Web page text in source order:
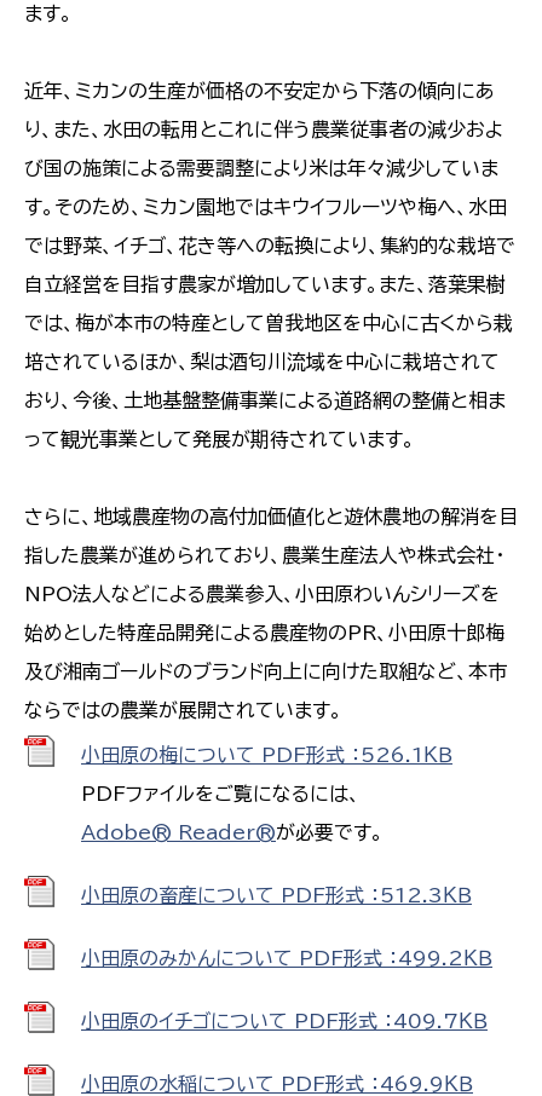
ます。
近年、ミカンの生産が価格の不安定から下落の傾向にあ
り、また、水田の転用とこれに伴う農業従事者の減少およ
び国の施策による需要調整により米は年々減少していま
す。そのため、ミカン園地ではキウイフルーツや梅へ、水田
では野菜、イチゴ、花き等への転換により、集約的な栽培で
自立経営を目指す農家が増加しています。また、落葉果樹
では、梅が本市の特産として曽我地区を中心に古くから栽
培されているほか、梨は酒匂川流域を中心に栽培されて
おり、今後、土地基盤整備事業による道路網の整備と相ま
って観光事業として発展が期待されています。
さらに、地域農産物の高付加価値化と遊休農地の解消を目
指した農業が進められており、農業生産法人や株式会社・
NPO法人などによる農業参入、小田原わいんシリーズを
始めとした特産品開発による農産物のPR、小田原十郎梅
及び湘南ゴールドのブランド向上に向けた取組など、本市
ならではの農業が展開されています。
小田原の梅について PDF形式 ：526.1ＫＢ
PDFファイルをご覧になるには、
Adobe® Reader®が必要です。
小田原の畜産について PDF形式 ：512.3ＫＢ
小田原のみかんについて PDF形式 ：499.2ＫＢ
小田原のイチゴについて PDF形式 ：409.7ＫＢ
小田原の水稲について PDF形式 ：469.9ＫＢ